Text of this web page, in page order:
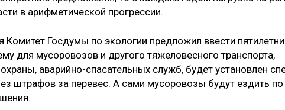
в арифметической прогрессии.
Комитет Госдумы по экологии предложил ввести
для мусоровозов и другого тяжеловесного транспорта,
аварийно-спасательных служб, будет установлен
штрафов за перевес. А сами мусоровозы будут ездить